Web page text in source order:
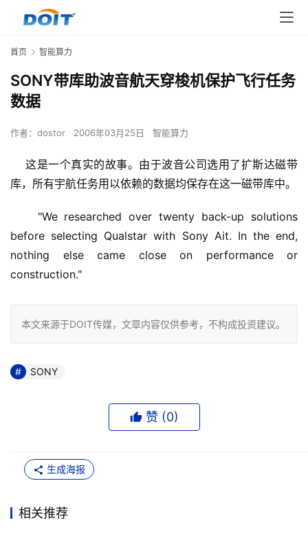
首页 智能算力
SONY带库助波音航天穿梭机保护飞行任务
数据
作者： dostor 2006年03月25日 智能算力
这是一个真实的故事。由于波音公司选用了扩斯达磁带
库，所有宇航任务用以依赖的数据均保存在这一磁带库中。
"We researched over twenty back-up solutions
before selecting Qualstar with Sony Ait. In the end,
nothing else came close on performance or
construction."
本文来源于DOIT传媒，文章内容仅供参考，不构成投资建议。
SONY
赞 (0)
生成海报
相关推荐